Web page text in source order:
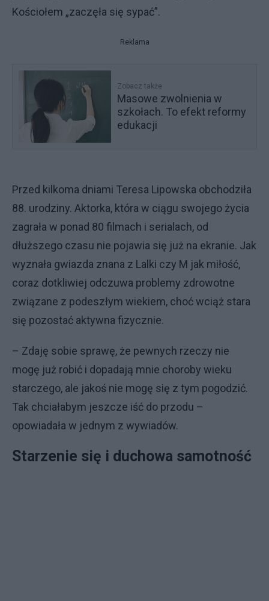
Kościołem „zaczęła się sypać”.
Reklama
Zobacz także
Masowe zwolnienia w
szkołach. To efekt reformy
edukacji
Przed kilkoma dniami Teresa Lipowska obchodziła
88. urodziny. Aktorka, która w ciągu swojego życia
zagrała w ponad 80 filmach i serialach, od
dłuższego czasu nie pojawia się już na ekranie. Jak
wyznała gwiazda znana z Lalki czy M jak miłość,
coraz dotkliwiej odczuwa problemy zdrowotne
związane z podeszłym wiekiem, choć wciąż stara
się pozostać aktywna fizycznie.
– Zdaję sobie sprawę, że pewnych rzeczy nie
mogę już robić i dopadają mnie choroby wieku
starczego, ale jakoś nie mogę się z tym pogodzić.
Tak chciałabym jeszcze iść do przodu –
opowiadała w jednym z wywiadów.
Starzenie się i duchowa samotność